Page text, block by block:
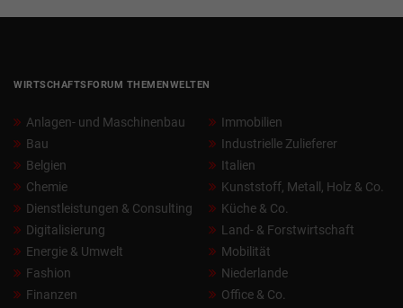
WIRTSCHAFTSFORUM THEMENWELTEN
Anlagen- und Maschinenbau
Bau
Belgien
Chemie
Dienstleistungen & Consulting
Digitalisierung
Energie & Umwelt
Fashion
Finanzen
Immobilien
Industrielle Zulieferer
Italien
Kunststoff, Metall, Holz & Co.
Küche & Co.
Land- & Forstwirtschaft
Mobilität
Niederlande
Office & Co.